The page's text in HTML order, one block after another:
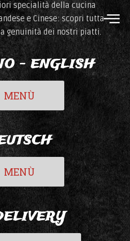
specialità della cucina
e Cinese: scopri tutta
genuinità dei nostri piatti.
- ENGLISH
MENÙ
MENÙ